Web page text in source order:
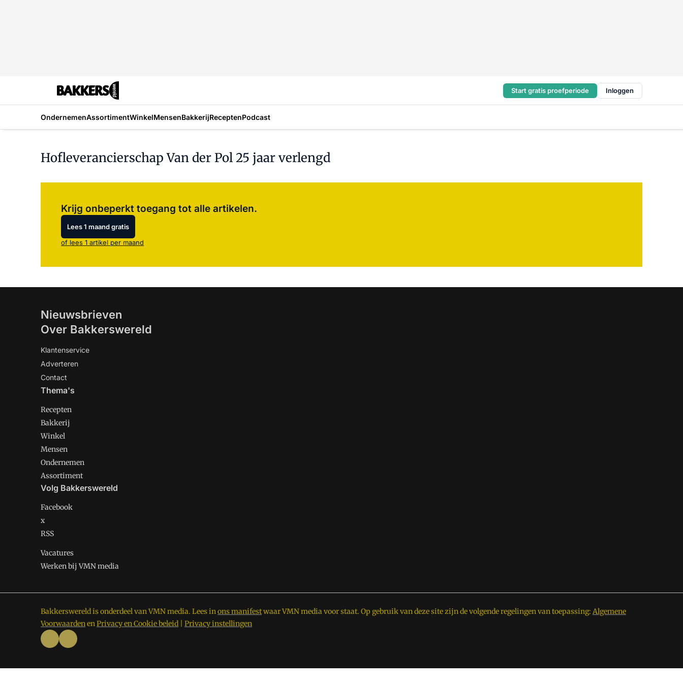
Start gratis proefperiode Inloggen
OndernemenAssortimentWinkelMensenBakkerijReceptenPodcast
Hofleverancierschap Van der Pol 25 jaar verlengd
Krijg onbeperkt toegang tot alle artikelen.
Lees 1 maand gratis
of lees 1 artikel per maand
Nieuwsbrieven
Over Bakkerswereld
Klantenservice
Adverteren
Contact
Thema's
Recepten
Bakkerij
Winkel
Mensen
Ondernemen
Assortiment
Volg Bakkerswereld
Facebook
x
RSS
Vacatures
Werken bij VMN media
Bakkerswereld is onderdeel van VMN media. Lees inons manifestwaar VMN media voor staat. Op gebruik van deze site zijn de volgende regelingen van toepassing: Algemene
VoorwaardenenPrivacy en Cookie beleid Privacy instellingen